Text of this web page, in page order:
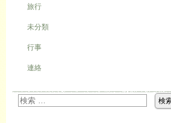
旅行
未分類
行事
連絡